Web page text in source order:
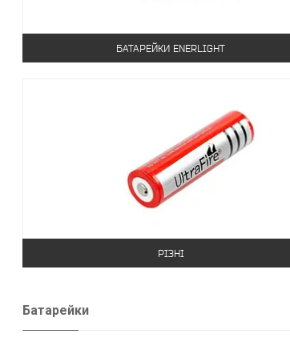
БАТАРЕЙКИ ENERLIGHT
РІЗНІ
Батарейки